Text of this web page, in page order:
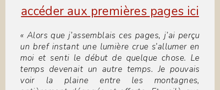
accéder aux premières pages ici
« Alors que j’assemblais ces pages, j’ai perçu
un bref instant une lumière crue s’allumer en
moi et senti le début de quelque chose. Le
temps devenait un autre temps. Je pouvais
voir la plaine entre les montagnes,